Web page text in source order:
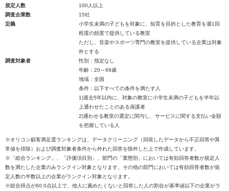
規定人数
100人以上
調査企業数
15社
定義
小学生未満の子どもを対象に、知育を目的とした教育を週1回
程度の頻度で提供している教室
ただし、音楽やスポーツ専門の教室を提供している企業は対象
外とする
調査対象者
性別：指定なし
年齢：20～69歳
地域：全国
条件：以下すべての条件を満たす人
1)過去5年以内に、対象の教室に小学生未満の子どもを半年以
上通わせたことのある保護者
2)通わせる教室の選定に関与し、サービスに関する支払い金額
を把握している人
※オリコン顧客満足度ランキングは、データクリーニング（回収したデータから不正回答や異
常値を排除）および調査対象者条件から外れた回答を除外した上で作成しています。
※「総合ランキング」、「評価項目別」、部門の「業態別」においては有効回答者数が規定人
数を満たした企業のみランクイン対象となります。その他の部門においては有効回答者数が規
定人数の半数以上の企業がランクイン対象となります。
※総合得点が60.0点以上で、他人に薦めたくないと回答した人の割合が基準値以下の企業がラ